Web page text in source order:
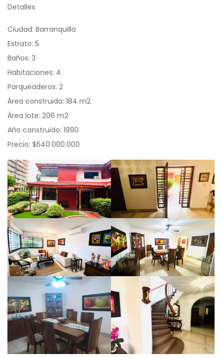
Detalles
Ciudad: Barranquilla
Estrato: 5
Baños: 3
Habitaciones: 4
Parqueaderos: 2
Área construida: 184 m2
Área lote: 206 m2
Año construido: 1990
Precio: $640.000.000